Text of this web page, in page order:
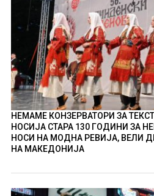
НЕМАМЕ КОНЗЕРВАТОРИ ЗА
НОСИЈА СТАРА 130 ГОДИНИ ЗА
НОСИ НА МОДНА РЕВИЈА, ВЕЛИ
НА МАКЕДОНИЈА